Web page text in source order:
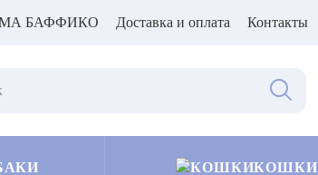
БАФФИКО Доставка и оплата Контакты
КОШКИ